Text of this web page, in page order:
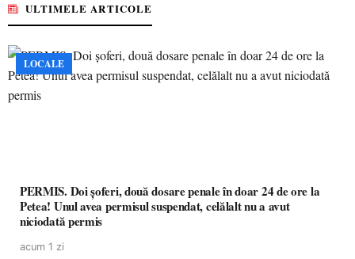
ULTIMELE ARTICOLE
LOCALE
PERMIS. Doi șoferi, două dosare penale în doar 24 de ore la
Petea! Unul avea permisul suspendat, celălalt nu a avut
niciodată permis
acum 1 zi